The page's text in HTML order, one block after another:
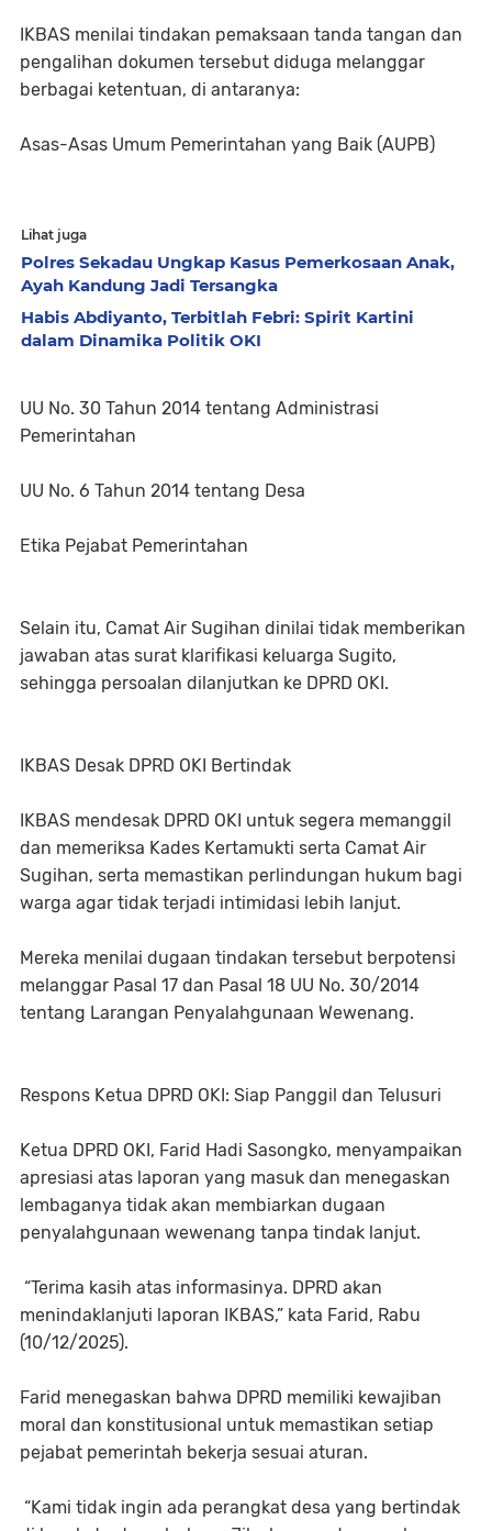
IKBAS menilai tindakan pemaksaan tanda tangan dan
pengalihan dokumen tersebut diduga melanggar
berbagai ketentuan, di antaranya:
Asas-Asas Umum Pemerintahan yang Baik (AUPB)
Lihat juga
Polres Sekadau Ungkap Kasus Pemerkosaan Anak,
Ayah Kandung Jadi Tersangka
Habis Abdiyanto, Terbitlah Febri: Spirit Kartini
dalam Dinamika Politik OKI
UU No. 30 Tahun 2014 tentang Administrasi
Pemerintahan
UU No. 6 Tahun 2014 tentang Desa
Etika Pejabat Pemerintahan
Selain itu, Camat Air Sugihan dinilai tidak memberikan
jawaban atas surat klarifikasi keluarga Sugito,
sehingga persoalan dilanjutkan ke DPRD OKI.
IKBAS Desak DPRD OKI Bertindak
IKBAS mendesak DPRD OKI untuk segera memanggil
dan memeriksa Kades Kertamukti serta Camat Air
Sugihan, serta memastikan perlindungan hukum bagi
warga agar tidak terjadi intimidasi lebih lanjut.
Mereka menilai dugaan tindakan tersebut berpotensi
melanggar Pasal 17 dan Pasal 18 UU No. 30/2014
tentang Larangan Penyalahgunaan Wewenang.
Respons Ketua DPRD OKI: Siap Panggil dan Telusuri
Ketua DPRD OKI, Farid Hadi Sasongko, menyampaikan
apresiasi atas laporan yang masuk dan menegaskan
lembaganya tidak akan membiarkan dugaan
penyalahgunaan wewenang tanpa tindak lanjut.
“Terima kasih atas informasinya. DPRD akan
menindaklanjuti laporan IKBAS,” kata Farid, Rabu
(10/12/2025).
Farid menegaskan bahwa DPRD memiliki kewajiban
moral dan konstitusional untuk memastikan setiap
pejabat pemerintah bekerja sesuai aturan.
“Kami tidak ingin ada perangkat desa yang bertindak